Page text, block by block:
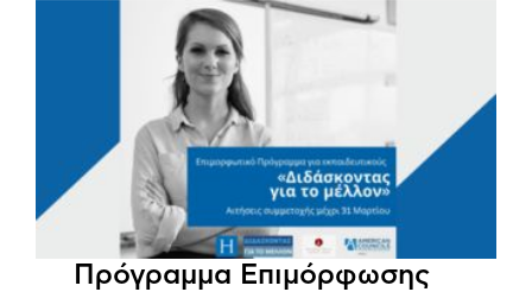
Πρόγραμμα Επιμόρφωσης